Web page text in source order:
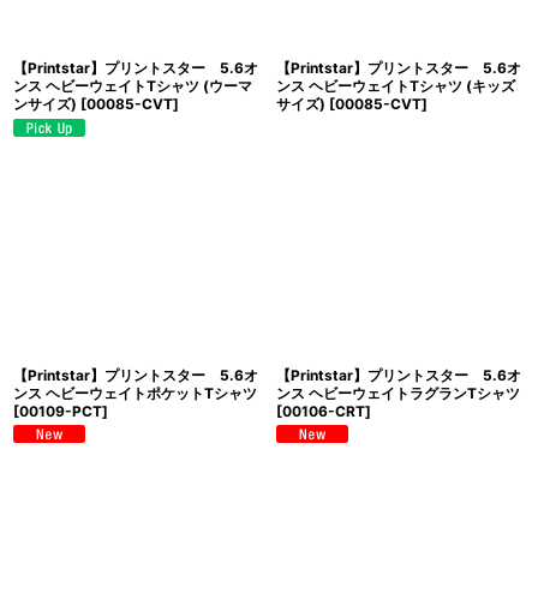
【Printstar】プリントスター 5.6オ
ンス ヘビーウェイトTシャツ (ウーマ
ンサイズ) [00085-CVT]
【Printstar】プリントスター 5.6オ
ンス ヘビーウェイトTシャツ (キッズ
サイズ) [00085-CVT]
【Printstar】プリントスター 5.6オ
ンス ヘビーウェイトポケットTシャツ
[00109-PCT]
【Printstar】プリントスター 5.6オ
ンス ヘビーウェイトラグランTシャツ
[00106-CRT]